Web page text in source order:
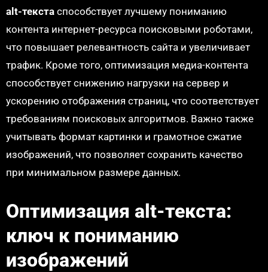
alt-текстаспособствует лучшему пониманию
контента интернет-ресурса поисковыми роботами,
что повышает релевантность сайта и увеличивает
трафик. Кроме того, оптимизация медиа-контента
способствует снижению нагрузки на сервер и
ускорению отображения страниц, что соответствует
требованиям поисковых алгоритмов. Важно также
учитывать формат картинки и грамотное сжатие
изображений, что позволяет сохранить качество
при минимальном размере данных.
Оптимизация alt-текста:
ключ к пониманию
изображений